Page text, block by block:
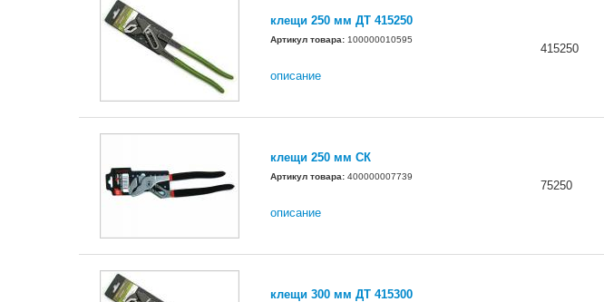
клещи 250 мм ДТ 415250
Артикул товара: 100000010595
описание
415250
клещи 250 мм СК
Артикул товара: 400000007739
описание
75250
клещи 300 мм ДТ 415300